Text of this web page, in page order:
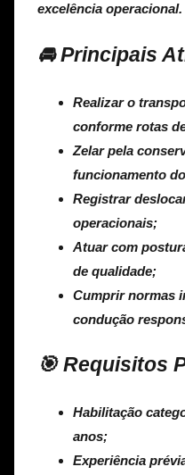
excelência operacional.
🚘 Principais
Realizar o
conforme rotas
Zelar pela
funcionamento
Registrar
operacionais;
Atuar com
de qualidade;
Cumprir normas
condução
🎯 Requisitos
Habilitação
anos;
Experiência